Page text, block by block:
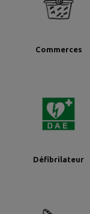
Commerces
Défibrilateur